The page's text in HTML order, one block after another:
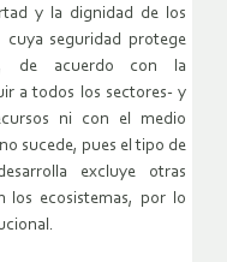
y la dignidad de los
cuya seguridad protege
de acuerdo con la
a todos los sectores- y
ni con el medio
sucede, pues el tipo de
excluye otras
los ecosistemas, por lo